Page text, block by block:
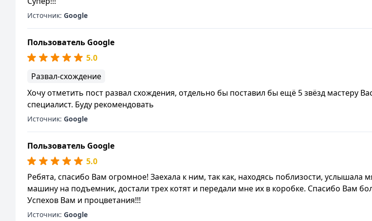
Источник: Google
Пользователь Google
5.0
Развал-схождение
Хочу отметить пост развал схождения, отдельно бы поставил бы ещё 5 звёзд мастеру
специалист. Буду рекомендовать
Источник: Google
Пользователь Google
5.0
Ребята, спасибо Вам огромное! Заехала к ним, так как, находясь поблизости, услышала
машину на подъемник, достали трех котят и передали мне их в коробке. Спасибо Вам
Успехов Вам и процветания!!!
Источник: Google